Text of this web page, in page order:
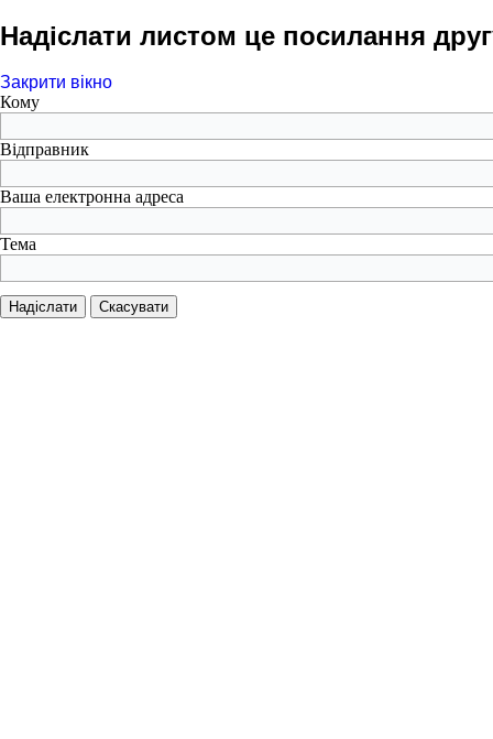
Надіслати листом це посилання
Закрити вікно
Кому
Відправник
Ваша електронна адреса
Тема
Надіслати Скасувати